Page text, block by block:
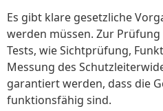
Es gibt klare gesetzliche
werden müssen. Zur
Tests, wie Sichtprüfung,
Messung des
garantiert werden, dass die
funktionsfähig sind.